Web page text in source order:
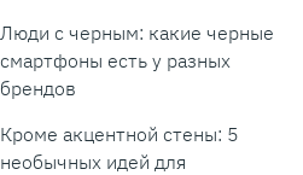
Люди с черным: какие черные
смартфоны есть у разных
брендов
Кроме акцентной стены: 5
необычных идей для